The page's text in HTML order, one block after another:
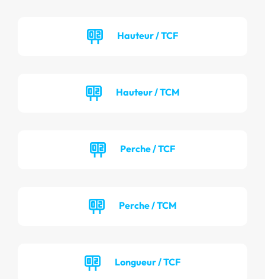
Hauteur / TCF
Hauteur / TCM
Perche / TCF
Perche / TCM
Longueur / TCF